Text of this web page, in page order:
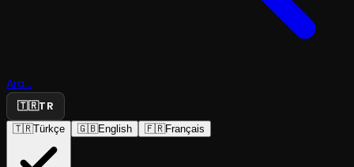
Ara...
🇹🇷TR
🇹🇷Türkçe 🇬🇧English 🇫🇷Français